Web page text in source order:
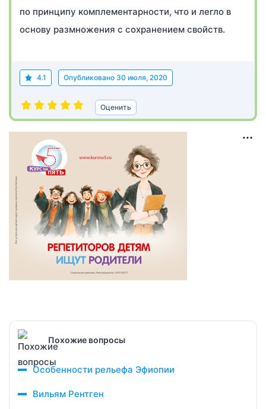
по принципу комплементарности, что и легло в
основу размножения с сохранением свойств.
4.1 Опубликовано 30 июля, 2020
Оценить
Похожие вопросы
Особенности рельефа Эфиопии
Вильям Рентген